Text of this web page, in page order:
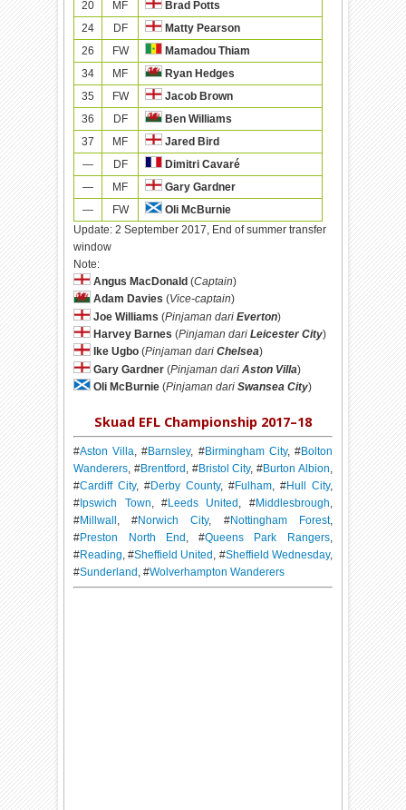
20
MF
Brad Potts
24
DF
Matty Pearson
26
FW
Mamadou Thiam
34
MF
Ryan Hedges
35
FW
Jacob Brown
36
DF
Ben Williams
37
MF
Jared Bird
—
DF
Dimitri Cavaré
—
MF
Gary Gardner
—
FW
Oli McBurnie
Update:2 September 2017, End of summer transfer
window
Note:
Angus MacDonald (Captain)
Adam Davies (Vice-captain)
Joe Williams (Pinjaman dariEverton)
Harvey Barnes (Pinjaman dariLeicester City)
Ike Ugbo (Pinjaman dariChelsea)
Gary Gardner (Pinjaman dariAston Villa)
Oli McBurnie (Pinjaman dariSwansea City)
Skuad EFL Championship 2017–18
#Aston Villa, #Barnsley, #Birmingham City, #Bolton
Wanderers, #Brentford , #Bristol City, #Burton Albion,
#Cardiff City, #Derby County, #Fulham, #Hull City,
# Ipswich Town, #Leeds United , #Middlesbrough,
#Millwall , #Norwich City, #Nottingham Forest,
#Preston North End , #Queens Park Rangers,
#Reading, #Sheffield United , #Sheffield Wednesday,
#Sunderland , #Wolverhampton Wanderers